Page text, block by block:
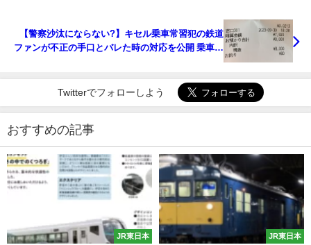
【警察沙汰にならない?】キセル乗車常習犯の鉄道
ファンが不正の手口とバレた時の対応を公開 乗車拒
Twitterでフォローしよう
おすすめの記事
JR東日本 JR東日本